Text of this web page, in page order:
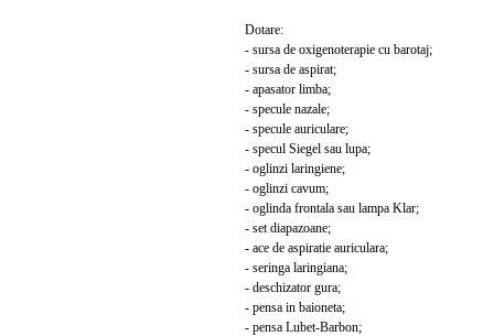
Dotare:
- sursa de oxigenoterapie cu barotaj;
- sursa de aspirat;
- apasator limba;
- specule nazale;
- specule auriculare;
- specul Siegel sau lupa;
- oglinzi laringiene;
- oglinzi cavum;
- oglinda frontala sau lampa Klar;
- set diapazoane;
- ace de aspiratie auriculara;
- seringa laringiana;
- deschizator gura;
- pensa in baioneta;
- pensa Lubet-Barbon;